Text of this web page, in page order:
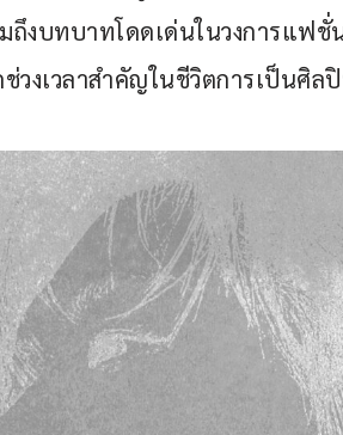
ถึงบทบาทโดดเด่นในวงการแฟ
งเวลาสำคัญในชีวิตการเป็นศิลปิ